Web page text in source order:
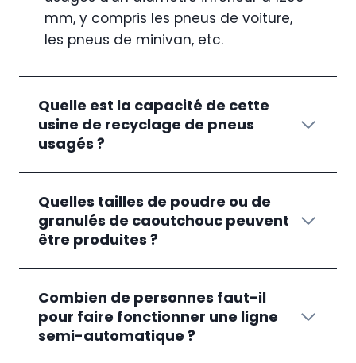
mm, y compris les pneus de voiture,
les pneus de minivan, etc.
Quelle est la capacité de cette
usine de recyclage de pneus
usagés ?
Quelles tailles de poudre ou de
granulés de caoutchouc peuvent
être produites ?
Combien de personnes faut-il
pour faire fonctionner une ligne
semi-automatique ?